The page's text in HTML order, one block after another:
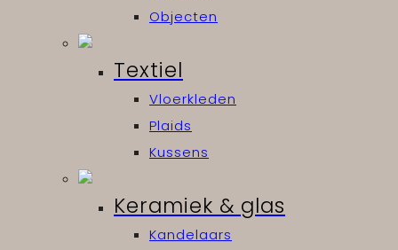
Objecten
Textiel
Vloerkleden
Plaids
Kussens
Keramiek & glas
Kandelaars